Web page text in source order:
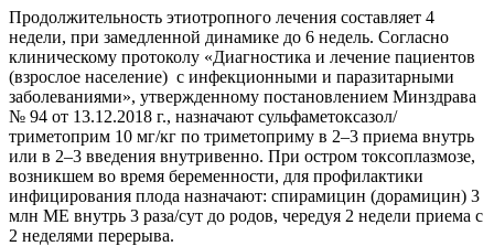
Продолжительность этиотропного лечения составляет 4
недели, при замедленной динамике до 6 недель. Согласно
клиническому протоколу «Диагностика и лечение пациентов
(взрослое население) с инфекционными и паразитарными
заболеваниями», утвержденному постановлением Минздрава
№ 94 от 13.12.2018 г., назначают сульфаметоксазол/
триметоприм 10 мг/кг по триметоприму в 2–3 приема внутрь
или в 2–3 введения внутривенно. При остром токсоплазмозе,
возникшем во время беременности, для профилактики
инфицирования плода назначают: спирамицин (дорамицин) 3
млн МЕ внутрь 3 раза/сут до родов, чередуя 2 недели приема с
2 неделями перерыва.